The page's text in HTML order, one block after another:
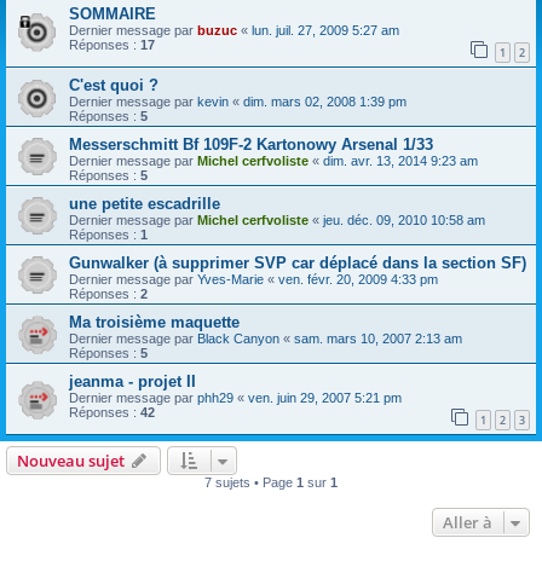
SOMMAIRE
Dernier message par buzuc « lun. juil. 27, 2009 5:27 am
Réponses : 17 1 2
C'est quoi ?
Dernier message par kevin « dim. mars 02, 2008 1:39 pm
Réponses : 5
Messerschmitt Bf 109F-2 Kartonowy Arsenal 1/33
Dernier message par Michel cerfvoliste « dim. avr. 13, 2014 9:23 am
Réponses : 5
une petite escadrille
Dernier message par Michel cerfvoliste « jeu. déc. 09, 2010 10:58 am
Réponses : 1
Gunwalker (à supprimer SVP car déplacé dans la section SF)
Dernier message par Yves-Marie « ven. févr. 20, 2009 4:33 pm
Réponses : 2
Ma troisième maquette
Dernier message par Black Canyon « sam. mars 10, 2007 2:13 am
Réponses : 5
jeanma - projet II
Dernier message par phh29 « ven. juin 29, 2007 5:21 pm
Réponses : 42 1 2 3
Nouveau sujet
7 sujets • Page 1 sur 1
Aller à